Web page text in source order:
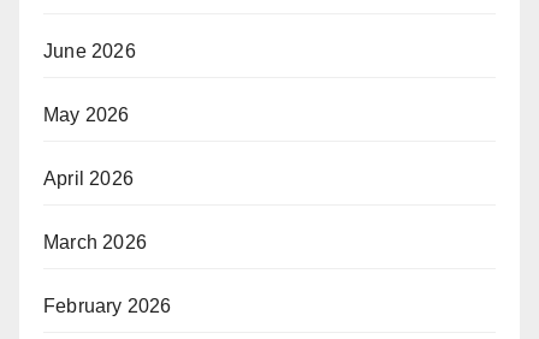
June 2026
May 2026
April 2026
March 2026
February 2026